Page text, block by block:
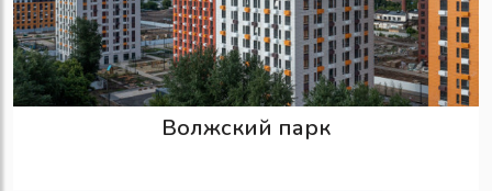
Волжский парк